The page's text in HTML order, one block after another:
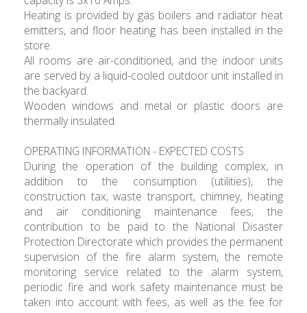
Heating is provided by gas boilers and radiator heat
emitters, and floor heating has been installed in the
store.
All rooms are air-conditioned, and the indoor units
are served by a liquid-cooled outdoor unit installed in
the backyard.
Wooden windows and metal or plastic doors are
thermally insulated.
OPERATING INFORMATION - EXPECTED COSTS
During the operation of the building complex, in
addition to the consumption (utilities), the
construction tax, waste transport, chimney, heating
and air conditioning maintenance fees, the
contribution to be paid to the National Disaster
Protection Directorate which provides the permanent
supervision of the fire alarm system, the remote
monitoring service related to the alarm system,
periodic fire and work safety maintenance must be
taken into account with fees, as well as the fee for